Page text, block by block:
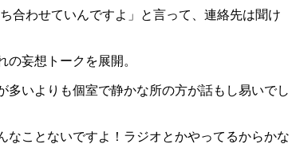
合わせていんですよ」と言って、連絡先は聞け
妄想トークを展開。
いよりも個室で静かな所の方が話もし易いでし
ことないですよ！ラジオとかやってるからかな